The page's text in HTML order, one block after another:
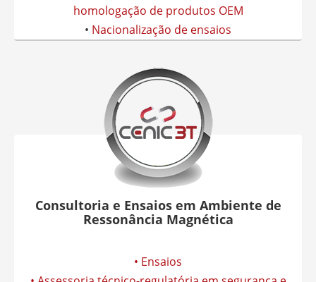
homologação de produtos OEM
• Nacionalização de ensaios
Consultoria e Ensaios em Ambiente de
Ressonância Magnética
• Ensaios